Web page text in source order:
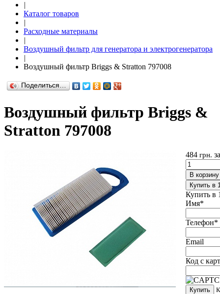
|
Каталог товаров
|
Расходные материалы
|
Воздушный фильтр для генератора и электрогенератора
|
Воздушный фильтр Briggs & Stratton 797008
Поделиться…
Воздушный фильтр Briggs &
Stratton 797008
484 грн.
В корзину
Купить в
Купить в
Имя*
Телефон*
Email
Код с
Купить